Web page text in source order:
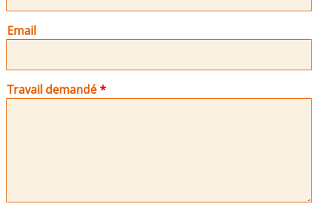
Email
Travail demandé